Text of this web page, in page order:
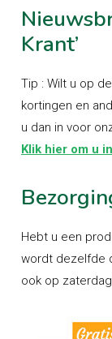
Krant’
Tip : Wilt u op
kortingen en
u dan in voor
Klik hier om u
Hebt u een
wordt dezelfde
ook op